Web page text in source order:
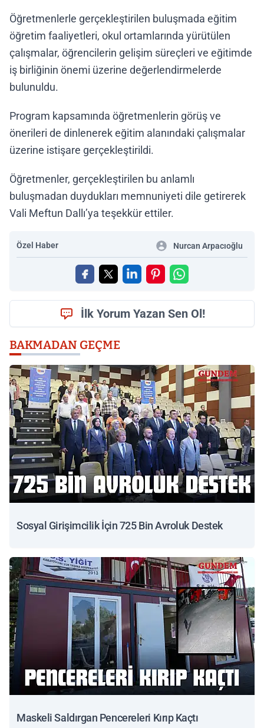
Öğretmenlerle gerçekleştirilen buluşmada eğitim
öğretim faaliyetleri, okul ortamlarında yürütülen
çalışmalar, öğrencilerin gelişim süreçleri ve eğitimde
iş birliğinin önemi üzerine değerlendirmelerde
bulunuldu.
Program kapsamında öğretmenlerin görüş ve
önerileri de dinlenerek eğitim alanındaki çalışmalar
üzerine istişare gerçekleştirildi.
Öğretmenler, gerçekleştirilen bu anlamlı
buluşmadan duydukları memnuniyeti dile getirerek
Vali Meftun Dallı’ya teşekkür ettiler.
Özel Haber Nurcan Arpacıoğlu
İlk Yorum Yazan Sen Ol!
BAKMADAN GEÇME
Sosyal Girişimcilik İçin 725 Bin Avroluk Destek
Maskeli Saldırgan Pencereleri Kırıp Kaçtı